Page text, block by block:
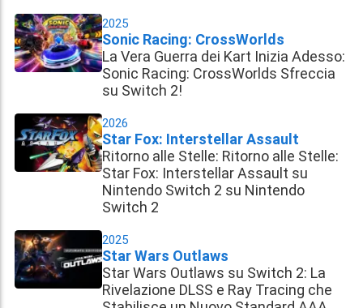
2025
Sonic Racing: CrossWorlds
La Vera Guerra dei Kart Inizia Adesso:
Sonic Racing: CrossWorlds Sfreccia
su Switch 2!
2026
Star Fox: Interstellar Assault
Ritorno alle Stelle: Ritorno alle Stelle:
Star Fox: Interstellar Assault su
Nintendo Switch 2 su Nintendo
Switch 2
2025
Star Wars Outlaws
Star Wars Outlaws su Switch 2: La
Rivelazione DLSS e Ray Tracing che